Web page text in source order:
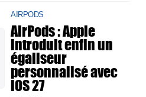
AIRPODS
AirPods : Apple
introduit enfin un
égaliseur
personnalisé avec
iOS 27